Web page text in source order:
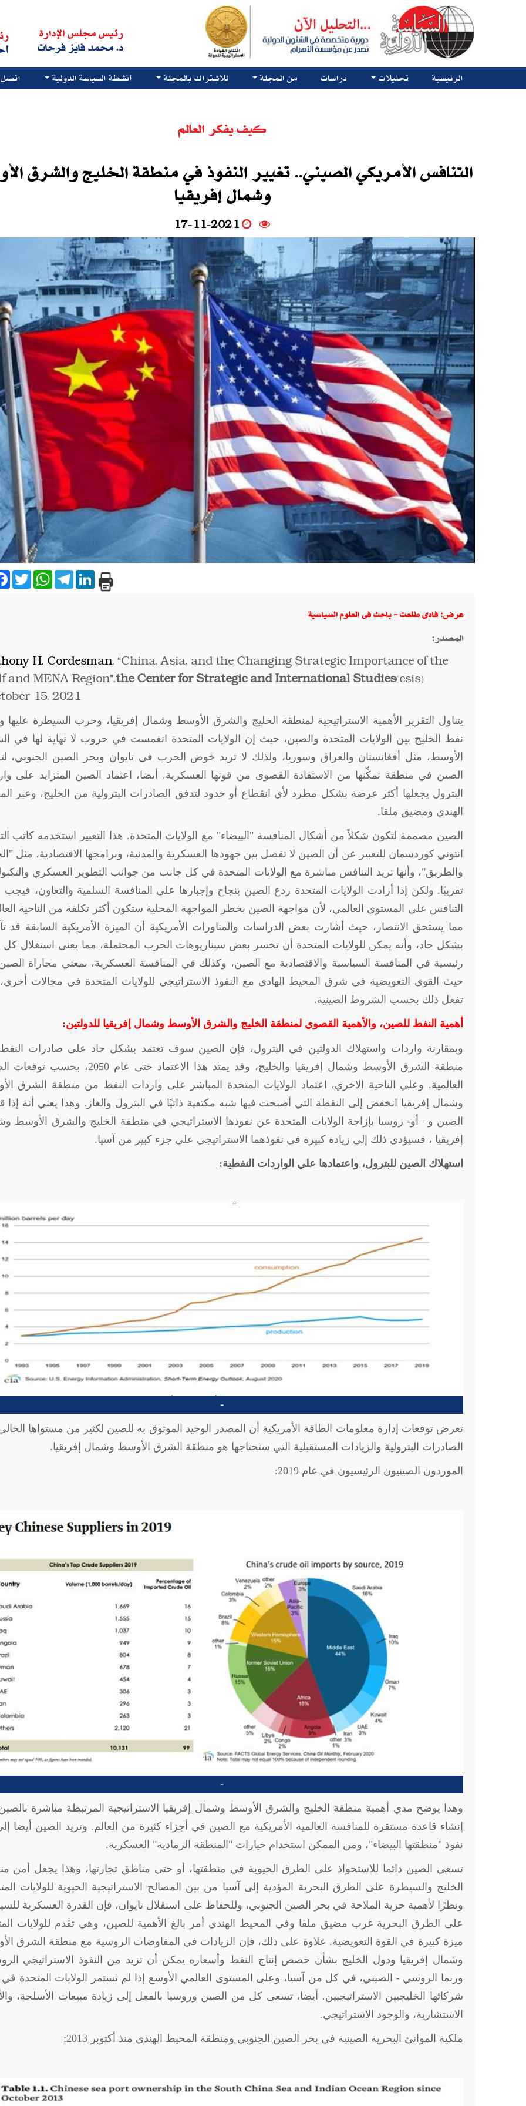
رئيس مجلس الإدارة
د. محمد فايز فرحات
الرئيسية تحليلات دراسات من المجلة للاشتراك بالمجلة أنشطة السياسة الدولية اتصل
كيف يفكر العالم
التنافس الأمريكي الصيني.. تغيير النفوذ في منطقة الخليج والشرق
وشمال إفريقيا
17-11-2021
Facebook
TwitterWhatsAppTelegramLinkedIn
عرض: فادى طلعت - باحث فى العلوم السياسية
المصدر:
H. Cordesman, “China, Asia, and the Changing Strategic Importance of the
and MENA Region”,the Center for Strategic and International Studies(csis)
15, 2021.
يتناول التقرير الأهمية الاستراتيجية لمنطقة الخليج والشرق الأوسط وشمال إفريقيا، وحرب السيطرة عليها
نفط الخليج بين الولايات المتحدة والصين، حيث إن الولايات المتحدة انغمست في حروب لا نهاية لها في
الأوسط، مثل أفغانستان والعراق وسوريا، ولذلك لا تريد خوض الحرب فى تايوان وبحر الصين الجنوبي،
الصين في منطقة تمكِّنها من الاستفادة القصوى من قوتها العسكرية. أيضا، اعتماد الصين المتزايد على
البترول يجعلها أكثر عرضة بشكل مطرد لأي انقطاع أو حدود لتدفق الصادرات البترولية من الخليج، وعبر
الهندي ومضيق ملقا.
الصين مصممة لتكون شكلاً من أشكال المنافسة "البيضاء" مع الولايات المتحدة. هذا التعبير استخدمه كاتب
انتوني كوردسمان للتعبير عن أن الصين لا تفصل بين جهودها العسكرية والمدنية، وبرامجها الاقتصادية، مثل
والطريق"، وأنها تريد التنافس مباشرة مع الولايات المتحدة في كل جانب من جوانب التطوير العسكري
تقريبًا. ولكن إذا أرادت الولايات المتحدة ردع الصين بنجاح وإجبارها على المنافسة السلمية والتعاون، فيجب
التنافس على المستوى العالمي، لأن مواجهة الصين بخطر المواجهة المحلية ستكون أكثر تكلفة من الناحية
مما يستحق الانتصار، حيث أشارت بعض الدراسات والمناورات الأمريكية أن الميزة الأمريكية السابقة قد
بشكل حاد، وأنه يمكن للولايات المتحدة أن تخسر بعض سيناريوهات الحرب المحتملة، مما يعنى استغلال كل
رئيسية في المنافسة السياسية والاقتصادية مع الصين، وكذلك في المنافسة العسكرية، بمعني مجاراة
حيث القوى التعويضية في شرق المحيط الهادى مع النفوذ الاستراتيجي للولايات المتحدة في مجالات
تفعل ذلك بحسب الشروط الصينية.
أهمية النفط للصين، والأهمية القصوي لمنطقة الخليج والشرق الأوسط وشمال إفريقيا للدولتين:
وبمقارنة واردات واستهلاك الدولتين في البترول، فإن الصين سوف تعتمد بشكل حاد على صادرات
منطقة الشرق الأوسط وشمال إفريقيا والخليج، وقد يمتد هذا الاعتماد حتى عام
العالمية. وعلي الناحية الاخري، اعتماد الولايات المتحدة المباشر على واردات النفط من منطقة الشرق
وشمال إفريقيا انخفض إلى النقطة التي أصبحت فيها شبه مكتفية ذاتيًا في البترول والغاز. وهذا يعني أنه إذا
الصين و –أو- روسيا بإزاحة الولايات المتحدة عن نفوذها الاستراتيجي في منطقة الخليج والشرق الأوسط
إفريقيا ، فسيؤدي ذلك إلى زيادة كبيرة في نفوذهما الاستراتيجي على جزء كبير من آسيا.
استهلاك الصين للبترول، واعتمادها علي الواردات النفطية:
-
تعرض توقعات إدارة معلومات الطاقة الأمريكية أن المصدر الوحيد الموثوق به للصين لكثير من مستواها
الصادرات البترولية والزيادات المستقبلية التي ستحتاجها هو منطقة الشرق الأوسط وشمال إفريقيا.
الموردون الصينيون الرئيسيون في عام 2019:
-
وهذا يوضح مدي أهمية منطقة الخليج والشرق الأوسط وشمال إفريقيا الاستراتيجية المرتبطة مباشرة
إنشاء قاعدة مستقرة للمنافسة العالمية الأمريكية مع الصين في أجزاء كثيرة من العالم. وتريد الصين أيضا
نفوذ "منطقتها البيضاء"، ومن الممكن استخدام خيارات "المنطقة الرمادية" العسكرية.
تسعي الصين دائما للاستحواذ علي الطرق الحيوية في منطقتها، أو حتي مناطق تجارتها، وهذا يجعل أمن
الخليج والسيطرة على الطرق البحرية المؤدية إلى آسيا من بين المصالح الاستراتيجية الحيوية للولايات
ونظرًا لأهمية حرية الملاحة في بحر الصين الجنوبي، وللحفاظ على استقلال تايوان، فإن القدرة العسكرية
على الطرق البحرية غرب مضيق ملقا وفي المحيط الهندي أمر بالغ الأهمية للصين، وهي تقدم للولايات
ميزة كبيرة في القوة التعويضية. علاوة على ذلك، فإن الزيادات في المفاوضات الروسية مع منطقة الشرق
وشمال إفريقيا ودول الخليج بشأن حصص إنتاج النفط وأسعاره يمكن أن تزيد من النفوذ الاستراتيجي
وربما الروسي - الصيني، في كل من آسيا، وعلى المستوى العالمي الأوسع إذا لم تستمر الولايات المتحدة
شركائها الخليجيين الاستراتيجيين. أيضا، تسعى كل من الصين وروسيا بالفعل إلى زيادة مبيعات الأسلحة،
الاستشارية، والوجود الاستراتيجي.
ملكية الموانئ البحرية الصينية في بحر الصين الجنوبي ومنطقة المحيط الهندي منذ أكتوبر 2013: